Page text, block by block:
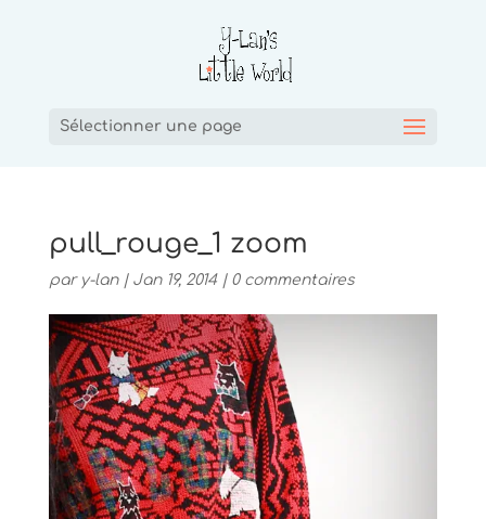
Sélectionner une page
pull_rouge_1 zoom
par y-lan| Jan 19, 2014| 0 commentaires